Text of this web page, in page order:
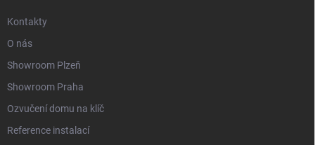
Kontakty
O nás
Showroom Plzeň
Showroom Praha
Ozvučení domu na klíč
Reference instalací